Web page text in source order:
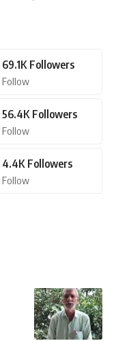
69.1K Followers
Follow
56.4K Followers
Follow
4.4K Followers
Follow